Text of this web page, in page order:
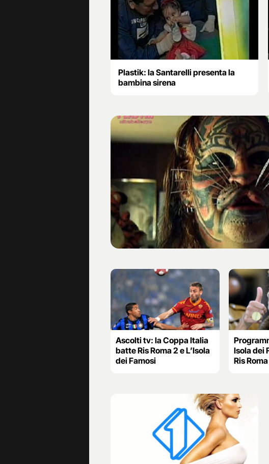
Plastik: la Santarelli presenta la
bambina sirena
Ascolti tv: la Coppa Italia
batte Ris Roma 2 e L’Isola
dei Famosi
Isola dei
Ris